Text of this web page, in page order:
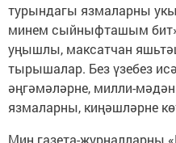
турындагы язмаларны
минем сыйныфташым
уңышлы, максатчан
тырышалар. Без үзебез
әңгәмәләрне, милли-
язмаларны, киңәшләрне
Мин газета-журналларны